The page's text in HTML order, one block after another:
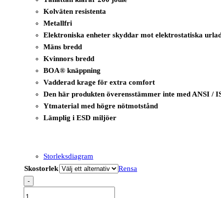
Kolväten resistenta
Metallfri
Elektroniska enheter skyddar mot elektrostatiska
Mäns bredd
Kvinnors bredd
BOA® knäppning
Vadderad krage för extra comfort
Den här produkten överensstämmer inte med ANSI /
Ytmaterial med högre nötmotstånd
Lämplig i ESD miljöer
Storleksdiagram
Skostorlek
Rensa
-